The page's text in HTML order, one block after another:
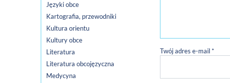
Języki obce
Kartografia, przewodniki
Kultura orientu
Kultury obce
Literatura
Literatura obcojęzyczna
Medycyna
Twój adres e-mail *